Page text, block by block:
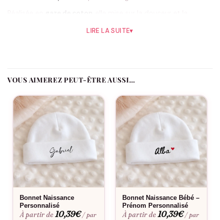
gaze de coton
La personnalisation qui change tout
Le prénom transforme un accessoire pratique en petit objet
affectif. Une
attache tétine personnalisée prénom
, c’est aussi
un cadeau qui fait toujours plaisir : original, utile, et
immédiatement reconnaissable à la crèche ou chez la nounou.
Points forts
Coloris beige : sobre, naturel, mixte.
Gaze de coton: toucher doux, aspect délicatement froissé.
LIRE LA SUITE▾
VOUS AIMEREZ PEUT-ÊTRE AUSSI…
Bonnet Naissance
Personnalisé
À partir de10,39€ / par
Bonnet Naissance Bébé –
Prénom Personnalisé
À partir de10,39€ / par